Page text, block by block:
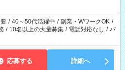
派遣法（日雇い派遣の原則禁止）によ
就業はご案内が難しい場合があります
/ 40～50代活躍中 / 副業・WワークOK /
/ 10名以上の大量募集 / 電話対応なし / パ
応募する 詳細へ